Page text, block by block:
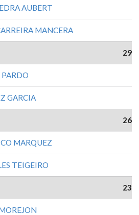
AUBERT
MANCERA
29
PARDO
GARCIA
26
MARQUEZ
TEIGEIRO
23